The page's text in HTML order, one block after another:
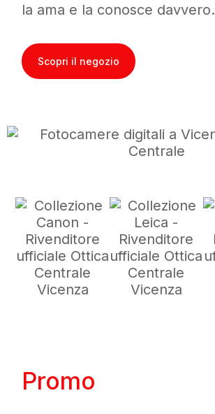
la ama e la conosce davvero.
Scopri il negozio
Promo